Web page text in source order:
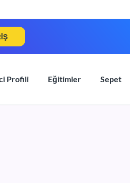
Profili Eğitimler Sepet